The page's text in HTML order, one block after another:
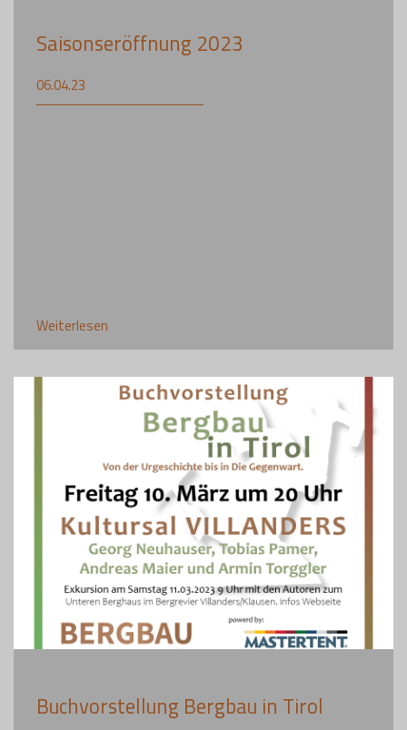
Saisonseröffnung 2023
06.04.23
Weiterlesen
Buchvorstellung Bergbau in Tirol